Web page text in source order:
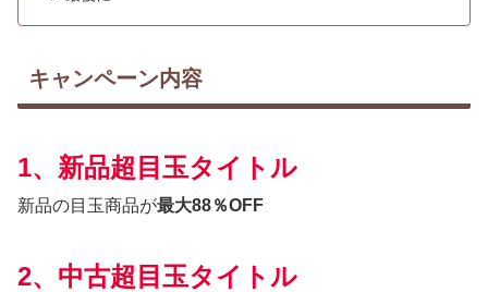
キャンペーン内容
1、新品超目玉タイトル
新品の目玉商品が最大88％OFF
2、中古超目玉タイトル